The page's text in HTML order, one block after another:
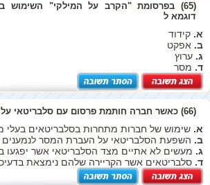
(65) בפרסומת "הקרב על המילקי" השימוש
דוגמא ל
א. קידוד
ב. אפקט
ג. ערוץ
ד. מסר
(66) כאשר חברה חותמת פרסום עם סלבריטאי עליהם להיזהר מפני
א. שימוש של חברות מתחרות בסלבריטאים בעלי
ב. השפעת הסלבריטאי על העברת המסר לנמענים
ג. מעשים לא אתיים מצד הסלבריטאי אשר יפגעו
ד. סלבריטאים אשר הקריירה שלהם נימצאת